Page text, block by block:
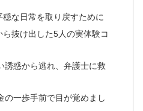
な日常を取り戻すために
抜け出した5人の実体験コ
惑から逃れ、弁護士に救
一歩手前で目が覚めまし